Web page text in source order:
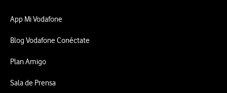
App Mi Vodafone
Blog Vodafone Conéctate
Plan Amigo
Sala de Prensa